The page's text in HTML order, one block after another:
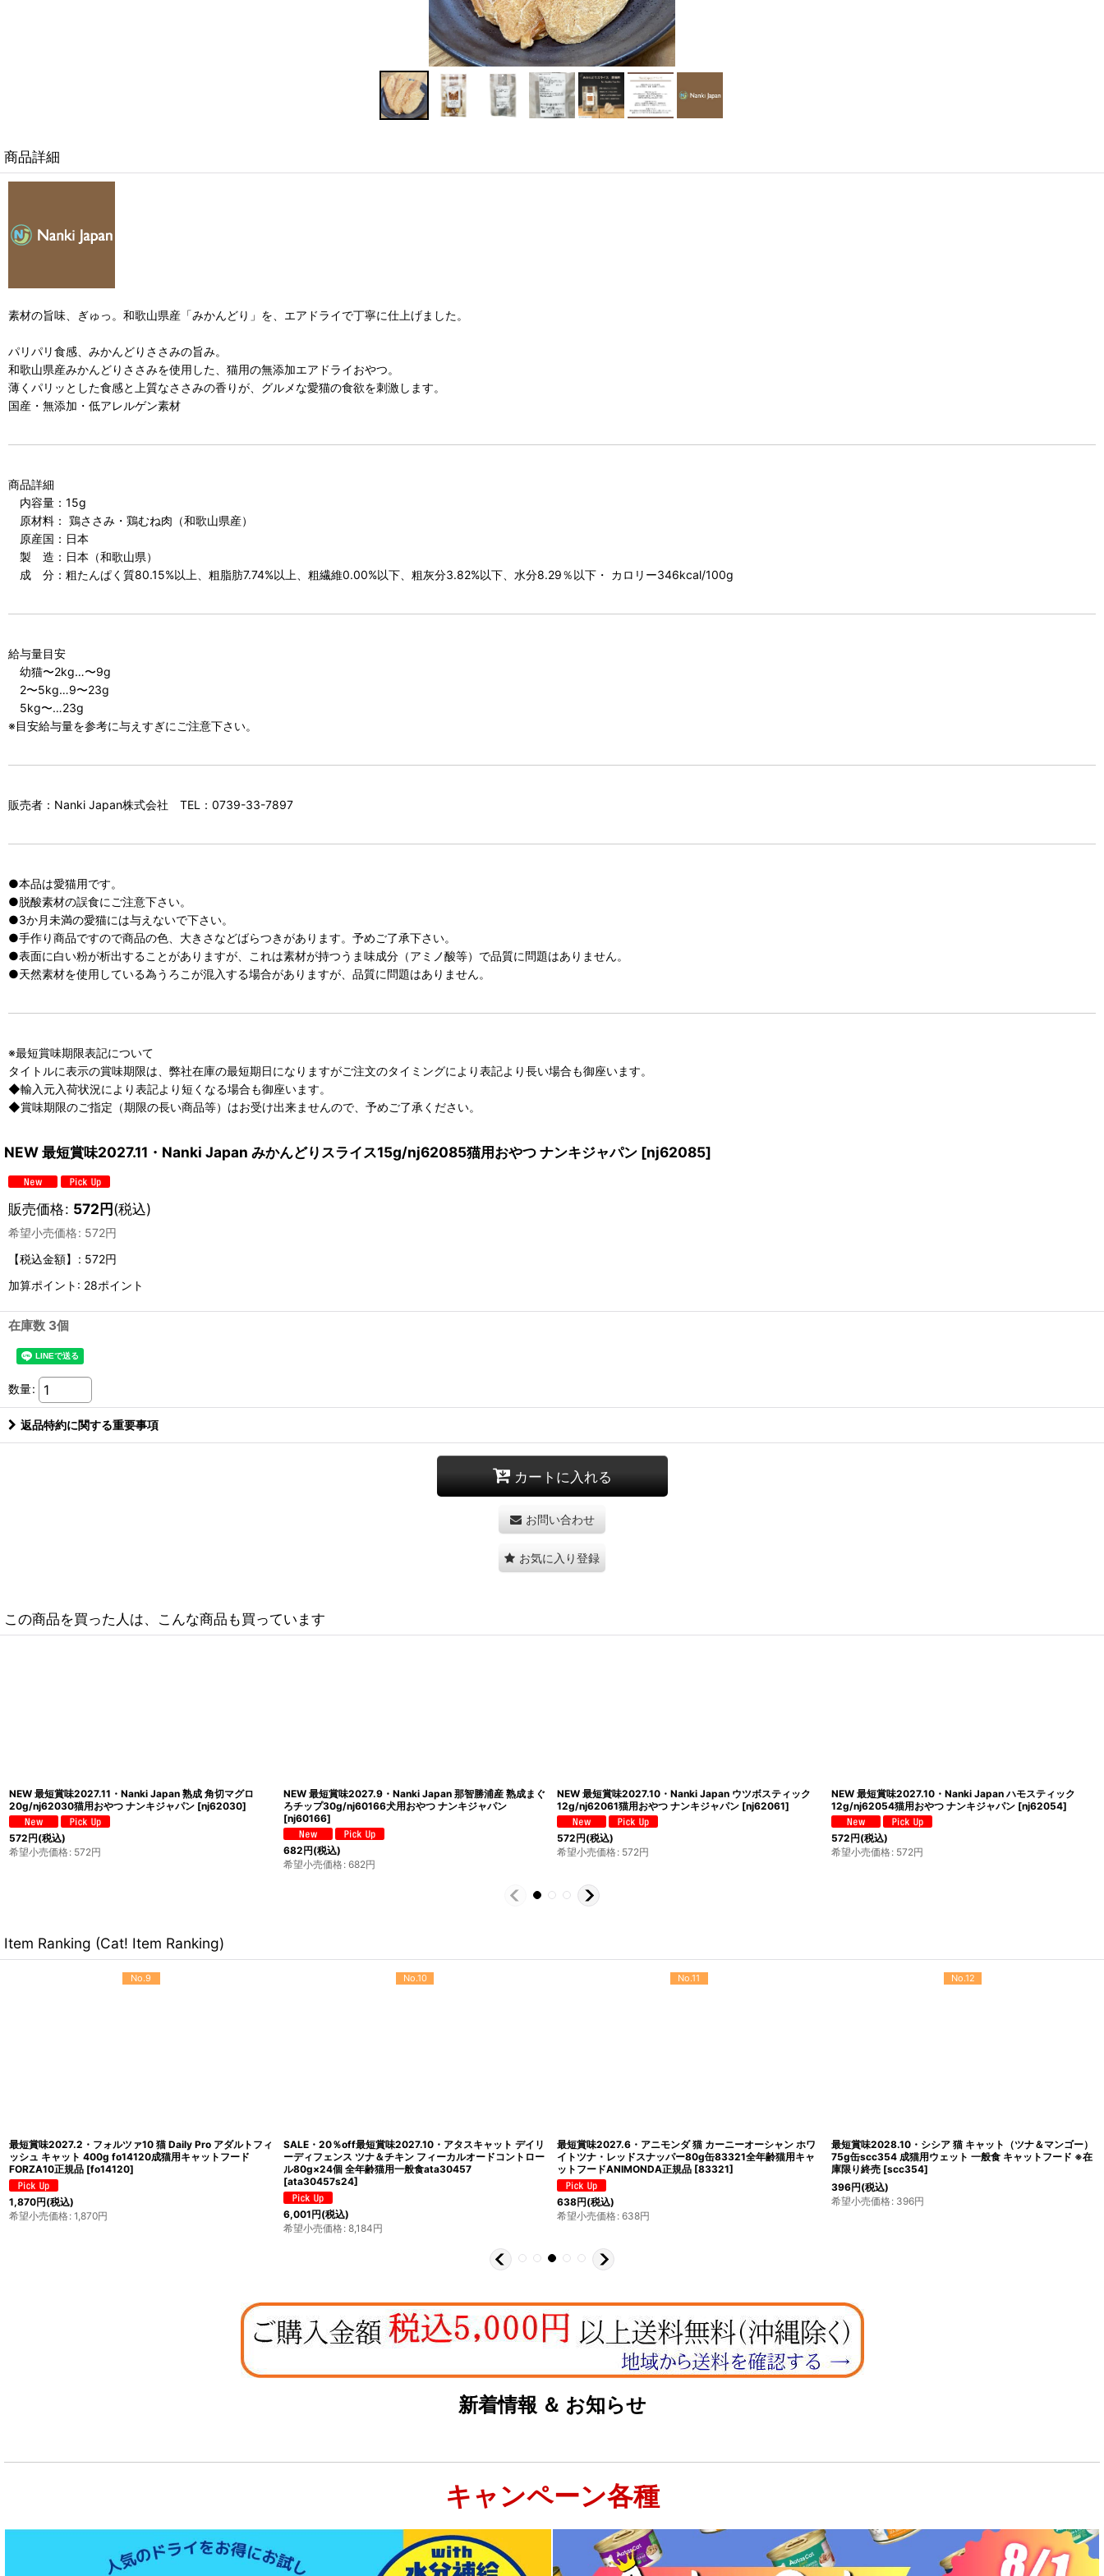
商品詳細
素材の旨味、ぎゅっ。和歌山県産「みかんどり」を、エアドライで丁寧に仕上げました。
パリパリ食感、みかんどりささみの旨み。
和歌山県産みかんどりささみを使用した、猫用の無添加エアドライおやつ。
薄くパリッとした食感と上質なささみの香りが、グルメな愛猫の食欲を刺激します。
国産・無添加・低アレルゲン素材
商品詳細
内容量：15g
原材料： 鶏ささみ・鶏むね肉（和歌山県産）
原産国：日本
製 造：日本（和歌山県）
成 分：粗たんぱく質80.15%以上、粗脂肪7.74%以上、粗繊維0.00%以下、粗灰分3.82%以下、水分8.29％以下・ カロリー346kcal/100g
給与量目安
幼猫〜2kg…〜9g
2〜5kg…9〜23g
5kg〜…23g
※目安給与量を参考に与えすぎにご注意下さい。
販売者：Nanki Japan株式会社 TEL：0739-33-7897
●本品は愛猫用です。
●脱酸素材の誤食にご注意下さい。
●3か月未満の愛猫には与えないで下さい。
●手作り商品ですので商品の色、大きさなどばらつきがあります。予めご了承下さい。
●表面に白い粉が析出することがありますが、これは素材が持つうま味成分（アミノ酸等）で品質に問題はありません。
●天然素材を使用している為うろこが混入する場合がありますが、品質に問題はありません。
※最短賞味期限表記について
タイトルに表示の賞味期限は、弊社在庫の最短期日になりますがご注文のタイミングにより表記より長い場合も御座います。
◆輸入元入荷状況により表記より短くなる場合も御座います。
◆賞味期限のご指定（期限の長い商品等）はお受け出来ませんので、予めご了承ください。
NEW 最短賞味2027.11・Nanki Japan みかんどりスライス15g/nj62085猫用おやつ ナンキジャパン [nj62085]
販売価格: 572円(税込)
希望小売価格: 572円
【税込金額】
: 572円
加算ポイント: 28ポイント
在庫数 3個
数量:
返品特約に関する重要事項
カートに入れる
お問い合わせ
お気に入り登録
この商品を買った人は、こんな商品も買っています
NEW 最短賞味2027.11・Nanki Japan 和歌山ミカンスライ
ス20g/nj60272犬用おやつ ナンキジャパン [nj60272
682円(税込)
希望小売価格 : 682円
NEW 最短賞味2027.11・Nanki Japan ひとくち鮪ハンバー
グ40g/nj61057犬用おやつ ナンキジャパン [nj61057
682円(税込)
希望小売価格
NEW 最短賞味2027.10・Nanki Japan 那智勝浦産 まぐろ
テールスライス40g/nj60081犬用おやつ ナンキジャパン
[nj60081]
770円(税込)
NEW 最短賞味2027.11・Nanki Japan みかんどりスライス
30g/nj60319犬用おやつ ナンキジャパン [nj60319
767円(税込)
希望小売価格 : 767円
Item Ranking (Cat! Item Ranking)
No.9
最短賞味2027.2・フォルツァ10 猫 Daily Pro アダルトフィ
ッシュ キャット 400g fo14120成猫用キャットフード
FORZA10正規品 [fo14120]
1,870円(税込)
希望小売価格: 1,870円
No.10
SALE・20％off最短賞味2027.10・アタスキャット デイリ
ーディフェンス ツナ＆チキン フィーカルオードコントロー
ル80g×24個 全年齢猫用一般食ata30457
[ata30457s24]
6,001円(税込)
希望小売価格: 8,184円
No.11
最短賞味2027.6・アニモンダ 猫 カーニーオーシャン ホワ
イトツナ・レッドスナッパー80g缶83321全年齢猫用キャ
ットフードANIMONDA正規品 [83321]
638円(税込)
希望小売価格: 638円
No.12
最短賞味2028.10・シシア 猫 キャット（ツナ＆マンゴー）
75g缶scc354 成猫用ウェット 一般食 キャットフード ※在
庫限り終売 [scc354]
396円(税込)
希望小売価格: 396円
新着情報 ＆ お知らせ
キャンペーン各種